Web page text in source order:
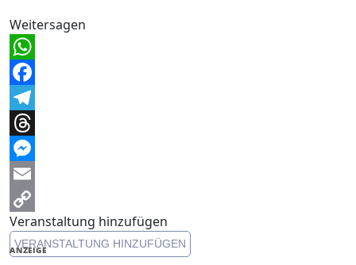
Weitersagen
WhatsApp
Facebook
Telegram
Threads
Messenger
Email
Copy
Link
Veranstaltung hinzufügen
VERANSTALTUNG HINZUFÜGEN
ANZEIGE